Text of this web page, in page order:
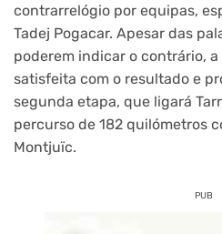
contrarrelógio por equipas,
Tadej Pogacar. Apesar das
poderem indicar o contrário,
satisfeita com o resultado e
segunda etapa, que ligará
percurso de 182 quilómetros
Montjuïc.
PUB